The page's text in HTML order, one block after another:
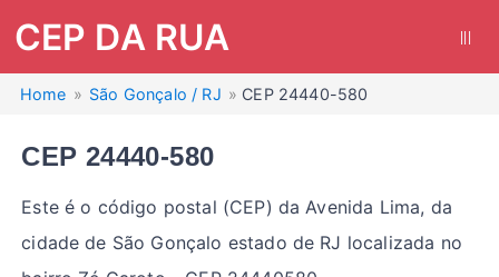
CEP DA RUA
Home São Gonçalo / RJ CEP 24440-580
CEP 24440-580
Este é o código postal (CEP) da Avenida Lima, da
cidade de São Gonçalo estado de RJ localizada no